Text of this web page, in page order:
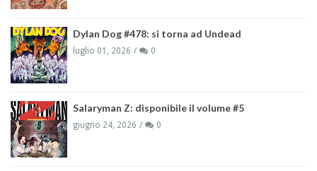
Dylan Dog #478: si torna ad Undead
luglio 01, 2026 0
Salaryman Z: disponibile il volume #5
giugno 24, 2026 0